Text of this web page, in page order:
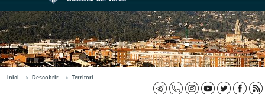
Inici Descobrir Territori